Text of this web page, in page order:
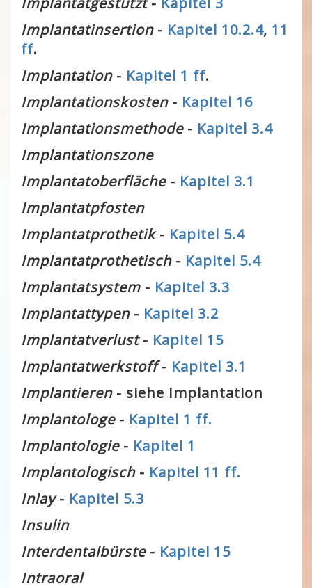
Implantatinsertion - Kapitel 10.2.4, 11
ff.
Implantation- Kapitel 1 ff.
Implantationskosten- Kapitel 16
Implantationsmethode- Kapitel 3.4
Implantationszone
Implantatoberfläche - Kapitel 3.1
Implantatpfosten
Implantatprothetik- Kapitel 5.4
Implantatprothetisch- Kapitel 5.4
Implantatsystem - Kapitel 3.3
Implantattypen- Kapitel 3.2
Implantatverlust- Kapitel 15
Implantatwerkstoff- Kapitel 3.1
Implantieren- siehe Implantation
Implantologe - Kapitel 1 ff.
Implantologie- Kapitel 1
Implantologisch- Kapitel 11 ff.
Inlay- Kapitel 5.3
Insulin
Interdentalbürste- Kapitel 15
Intraoral